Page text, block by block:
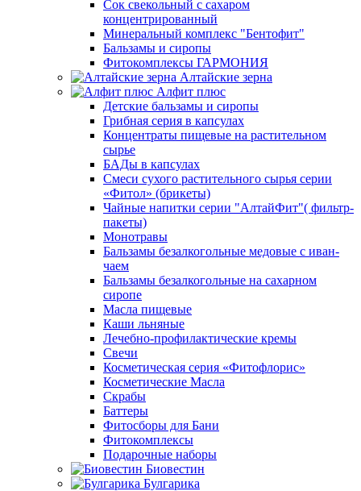
Сок свекольный с сахаром
концентрированный
Минеральный комплекс "Бентофит"
Бальзамы и сиропы
Фитокомплексы ГАРМОНИЯ
Алтайские зерна
Алфит плюс
Детские бальзамы и сиропы
Грибная серия в капсулах
Концентраты пищевые на растительном
сырье
БАДы в капсулах
Смеси сухого растительного сырья серии
«Фитол» (брикеты)
Чайные напитки серии "АлтайФит"( фильтр-
пакеты)
Монотравы
Бальзамы безалкогольные медовые с иван-
чаем
Бальзамы безалкогольные на сахарном
сиропе
Масла пищевые
Каши льняные
Лечебно-профилактические кремы
Свечи
Косметическая серия «Фитофлорис»
Косметические Масла
Скрабы
Баттеры
Фитосборы для Бани
Фитокомплексы
Подарочные наборы
Биовестин
Булгарика